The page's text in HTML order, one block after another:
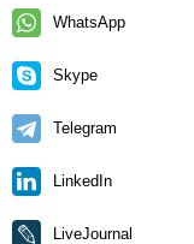
WhatsApp
Skype
Telegram
LinkedIn
LiveJournal